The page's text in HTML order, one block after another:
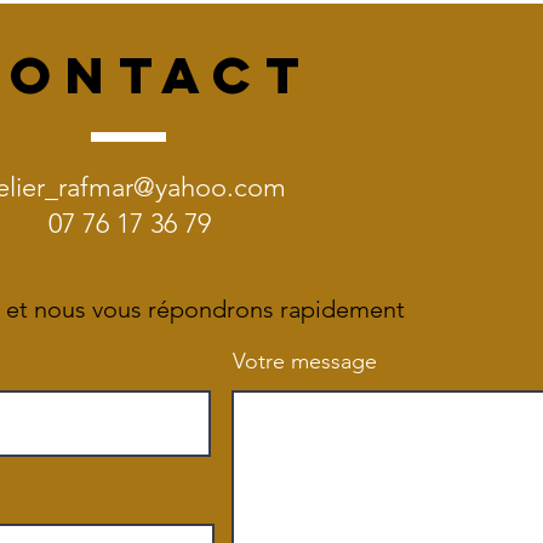
et nous vous répondrons rapidement
Votre message
07 76 17 36 79